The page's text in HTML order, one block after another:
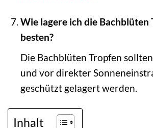
Wie lagere ich die Bachblüten
besten?
Die Bachblüten Tropfen
und vor direkter
geschützt gelagert werden.
Inhalt